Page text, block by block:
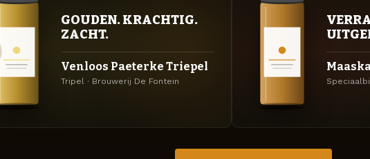
GOUDEN. KRACHTIG.
ZACHT.
Venloos Paeterke Triepel
Tripel · Brouwerij De Fontein